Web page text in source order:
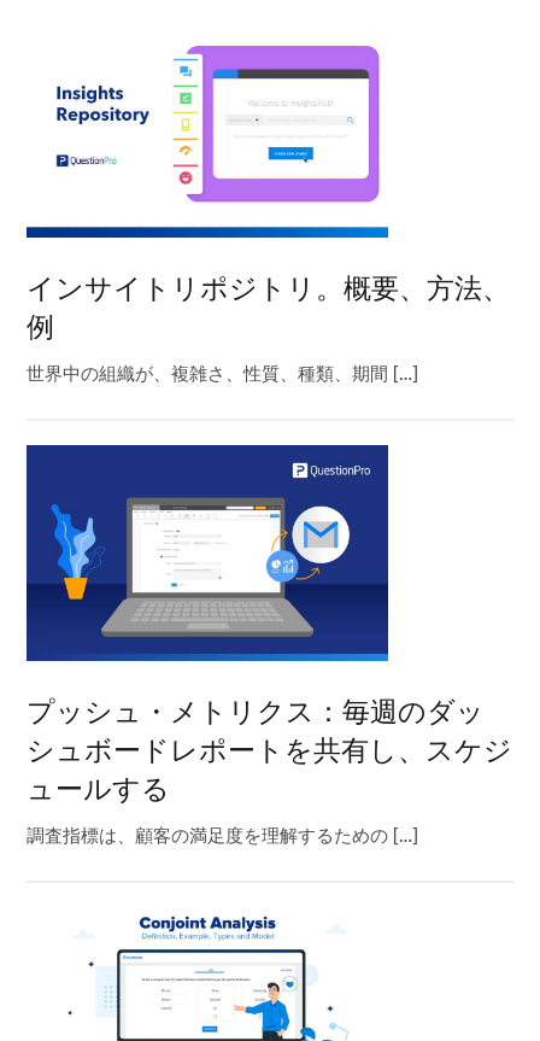
インサイトリポジトリ。概要、方法、
例
世界中の組織が、複雑さ、性質、種類、期間 […]
プッシュ・メトリクス：毎週のダッ
シュボードレポートを共有し、スケジ
ュールする
調査指標は、顧客の満足度を理解するための […]